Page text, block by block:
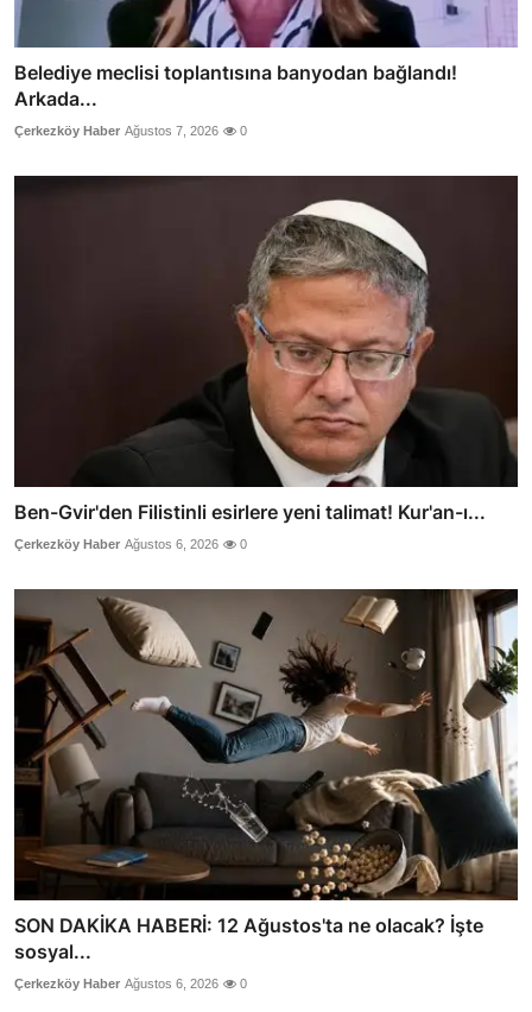
Belediye meclisi toplantısına banyodan bağlandı!
Arkada...
Çerkezköy Haber Ağustos 7, 2026 0
Ben-Gvir'den Filistinli esirlere yeni talimat! Kur'an-ı...
Çerkezköy Haber Ağustos 6, 2026 0
SON DAKİKA HABERİ: 12 Ağustos'ta ne olacak? İşte
sosyal...
Çerkezköy Haber Ağustos 6, 2026 0